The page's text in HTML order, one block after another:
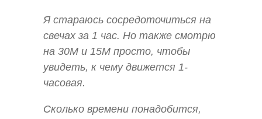
Я стараюсь сосредоточиться на
свечах за 1 час. Но также смотрю
на 30M и 15M просто, чтобы
увидеть, к чему движется 1-
часовая.
Сколько времени понадобится,